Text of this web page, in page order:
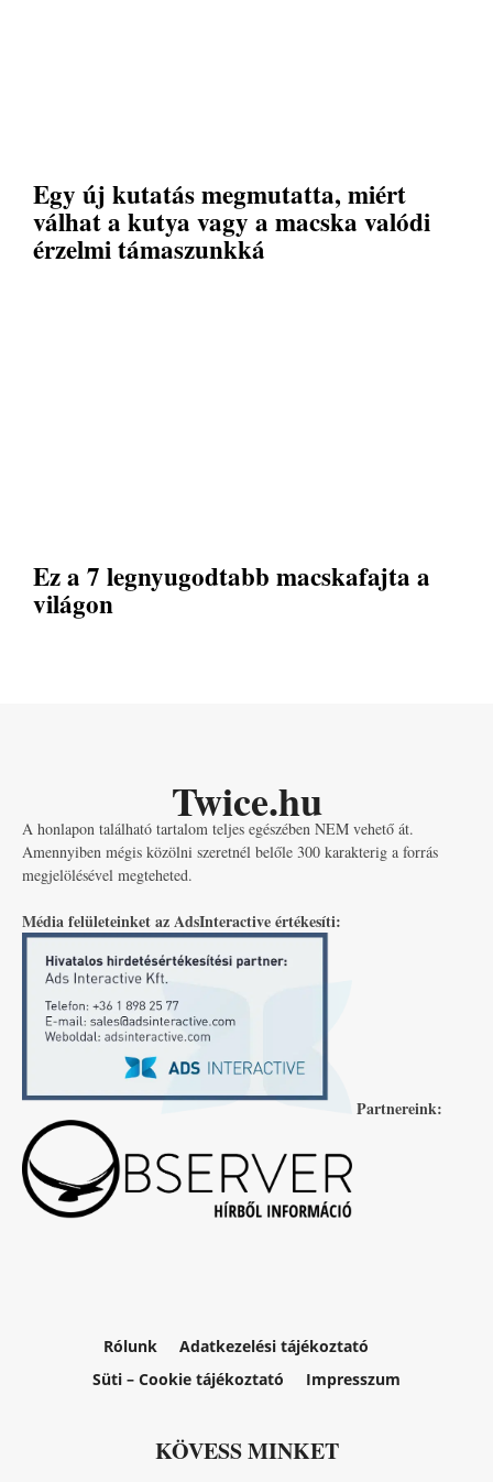
Egy új kutatás megmutatta, miért
válhat a kutya vagy a macska valódi
érzelmi támaszunkká
Ez a 7 legnyugodtabb macskafajta a
világon
Twice.hu
A honlapon található tartalom teljes egészében NEM vehető át.
Amennyiben mégis közölni szeretnél belőle 300 karakterig a forrás
megjelölésével megteheted.
Média felületeinket az AdsInteractive értékesíti:
Partnereink:
Rólunk
Adatkezelési tájékoztató
Süti – Cookie tájékoztató
Impresszum
KÖVESS MINKET